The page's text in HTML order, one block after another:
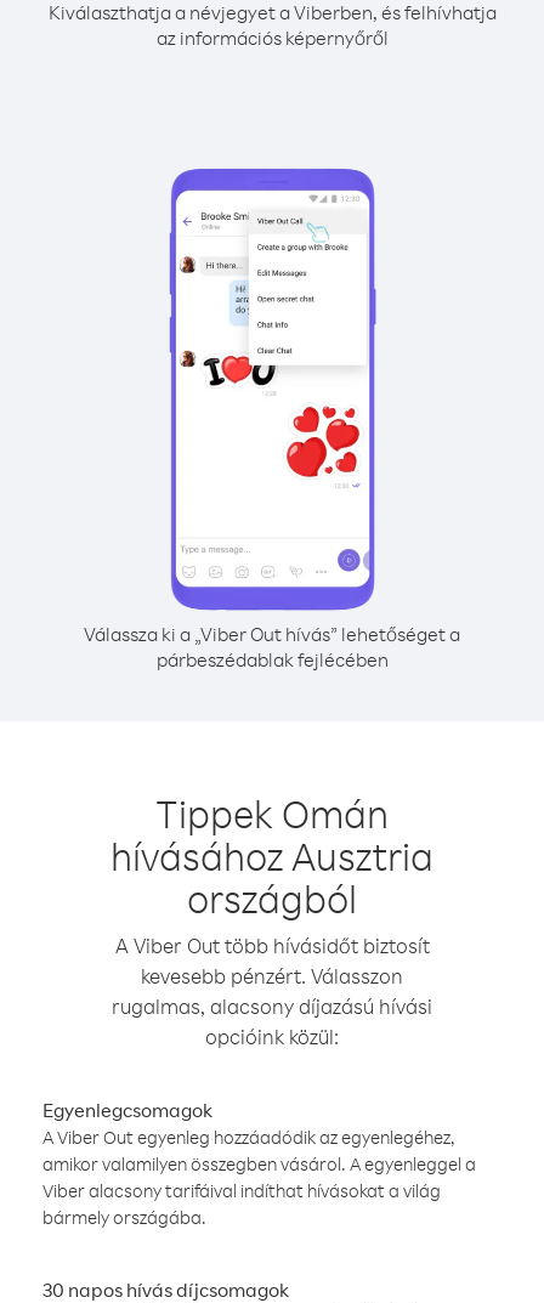
Kiválaszthatja a névjegyet a Viberben, és felhívhatja
az információs képernyőről
Válassza ki a „Viber Out hívás” lehetőséget a
párbeszédablak fejlécében
Tippek Omán
hívásához Ausztria
országból
A Viber Out több hívásidőt biztosít
kevesebb pénzért. Válasszon
rugalmas, alacsony díjazású hívási
opcióink közül:
Egyenlegcsomagok
A Viber Out egyenleg hozzáadódik az egyenlegéhez,
amikor valamilyen összegben vásárol. A egyenleggel a
Viber alacsony tarifáival indíthat hívásokat a világ
bármely országába.
30 napos hívás díjcsomagok